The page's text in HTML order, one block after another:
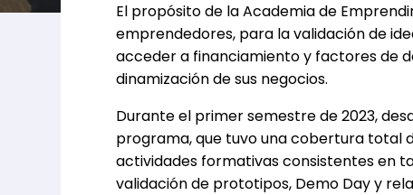
El propósito de la Academia de
emprendedores, para la validación de
acceder a financiamiento y factores de
dinamización de sus negocios.
Durante el primer semestre de 2023,
programa, que tuvo una cobertura total
actividades formativas consistentes en
validación de prototipos, Demo Day y